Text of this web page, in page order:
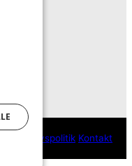
privatlivspolitik Kontakt